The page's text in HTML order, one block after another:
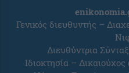
Γενικός διευθυντής –
Διευθύντρια
Ιδιοκτησία –